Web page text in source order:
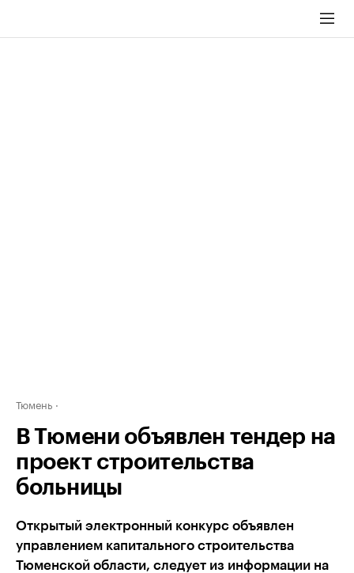
Тюмень
В Тюмени объявлен тендер на
проект строительства
больницы
Открытый электронный конкурс объявлен
управлением капитального строительства
Тюменской области, следует из информации на